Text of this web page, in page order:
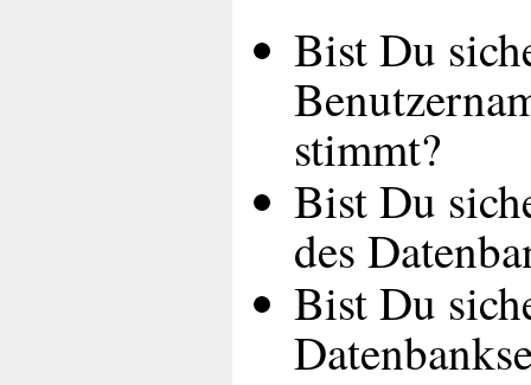
Bist Du
stimmt?
Bist Du
des
Bist Du